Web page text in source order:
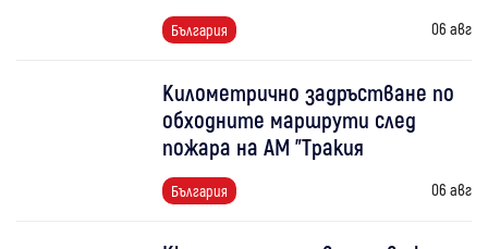
България 06 авг
Километрично задръстване по
обходните маршрути след
пожара на АМ "Тракия
България 06 авг